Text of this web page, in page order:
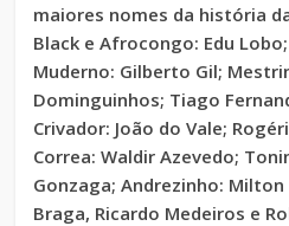
maiores nomes da história
Black e Afrocongo: Edu
Muderno: Gilberto Gil;
Dominguinhos; Tiago
Crivador: João do Vale;
Correa: Waldir Azevedo;
Gonzaga; Andrezinho:
Braga, Ricardo Medeiros e